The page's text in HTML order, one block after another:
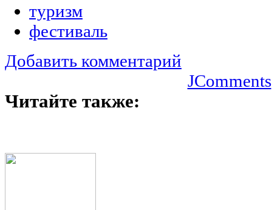
туризм
фестиваль
Добавить комментарий
JComments
Читайте также: